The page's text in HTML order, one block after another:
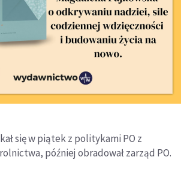
się w piątek z politykami PO z
później obradował zarząd PO.